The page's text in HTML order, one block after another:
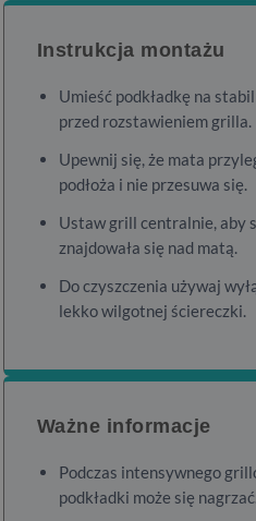
Instrukcja montażu
Umieść podkładkę na
przed rozstawieniem grilla.
Upewnij się, że mata
podłoża i nie przesuwa się.
Ustaw grill centralnie, aby
znajdowała się nad matą.
Do czyszczenia używaj
lekko wilgotnej ściereczki.
Ważne informacje
Podczas intensywnego
podkładki może się